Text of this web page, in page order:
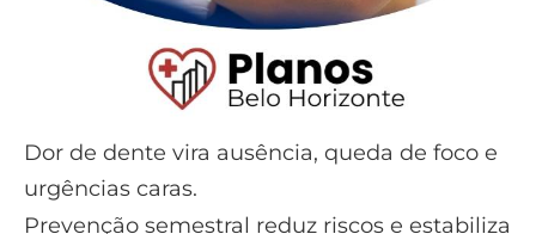
Dor de dente vira ausência, queda de foco e
urgências caras.
Prevenção semestral reduz riscos e estabiliza